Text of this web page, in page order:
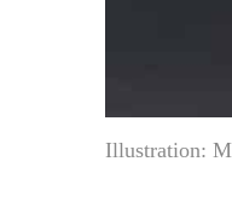
Illustration: